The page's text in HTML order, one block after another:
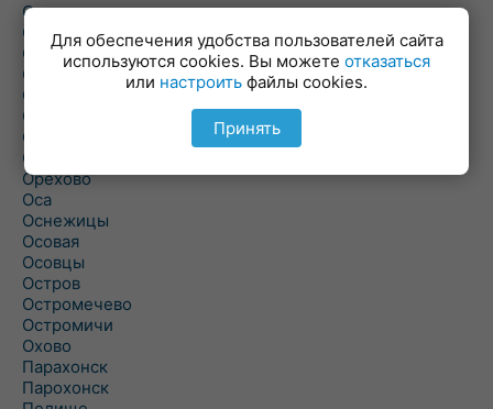
Оздамичи
Озяты
Олтуш
Ольманы
Ольпень
Ольшаны
Омельная
Ополь
Орехово
Оса
Оснежицы
Осовая
Осовцы
Остров
Остромечево
Остромичи
Охово
Парахонск
Парохонск
Для обеспечения удобства пользователей сайта
используются cookies. Вы можете отказаться
или настроить файлы cookies.
Принять